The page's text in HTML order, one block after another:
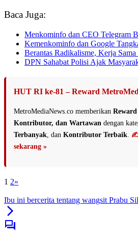
Baca Juga:
Menkominfo dan CEO Telegram
Kemenkominfo dan Google
Berantas Radikalisme, Kerja
DPN Sahabat Polisi Ajak
HUT RI ke-81 – Reward
MetroMediaNews.co memberikan Reward
Kontributor, dan Wartawan dengan
Terbanyak , dan Kontributor Terbaik ✍️
sekarang »
1 2»
Ibu ini bercerita tentang wangsit Prabu